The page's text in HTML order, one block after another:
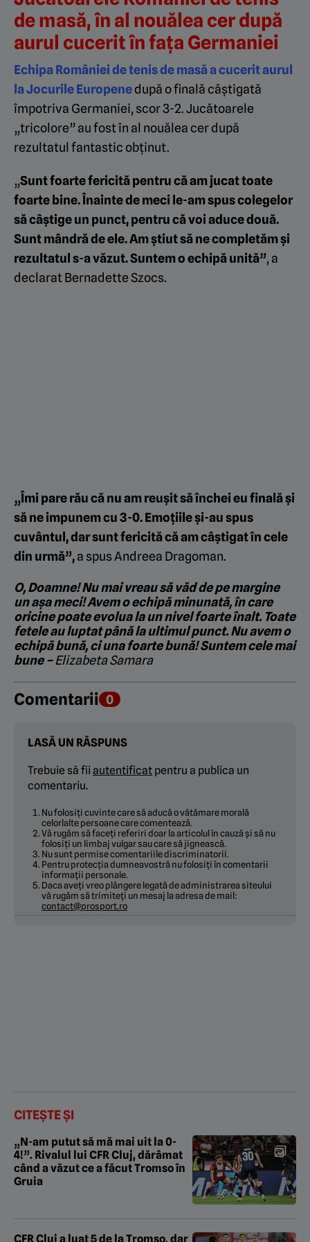
de masă, în al nouălea cer după
aurul cucerit în fața Germaniei
Echipa României de tenis de masă a cucerit aurul
la Jocurile Europenedupă o finală câștigată
împotriva Germaniei, scor 3-2. Jucătoarele
„tricolore” au fost în al nouălea cer după
rezultatul fantastic obținut.
„Sunt foarte fericită pentru că am jucat toate
foarte bine. Înainte de meci le-am spus colegelor
să câștige un punct, pentru că voi aduce două.
Sunt mândră de ele. Am știut să ne completăm și
rezultatul s-a văzut. Suntem o echipă unită”, a
declarat Bernadette Szocs.
„Îmi pare rău că nu am reușit să închei eu finală și
să ne impunem cu 3-0. Emoțiile și-au spus
cuvântul, dar sunt fericită că am câștigat în cele
din urmă”,a spus Andreea Dragoman.
O, Doamne! Nu mai vreau să văd de pe margine
un așa meci! Avem o echipă minunată, în care
oricine poate evolua la un nivel foarte înalt. Toate
fetele au luptat până la ultimul punct. Nu avem o
echipă bună, ci una foarte bună! Suntem cele mai
bune –Elizabeta Samara
Comentarii 0
LASĂ UN RĂSPUNS
Trebuie să fii autentificat pentru a publica un
comentariu.
Nu folosiți cuvinte care să aducă o vătămare morală
celorlalte persoane care comentează.
Vă rugăm să faceți referiri doar la articolul în cauză și să nu
folosiți un limbaj vulgar sau care să jignească.
Nu sunt permise comentariile discriminatorii.
Pentru protecția dumneavostră nu folosiți în comentarii
informații personale.
Daca aveți vreo plângere legată de administrarea siteului
vă rugăm să trimiteți un mesaj la adresa de mail:
contact@prosport.ro
CITEȘTE ȘI
„N-am putut să mă mai uit la 0-
4!”. Rivalul lui CFR Cluj, dărâmat
când a văzut ce a făcut Tromso în
Gruia
CFR Cluj a luat 5 de la Tromso, dar